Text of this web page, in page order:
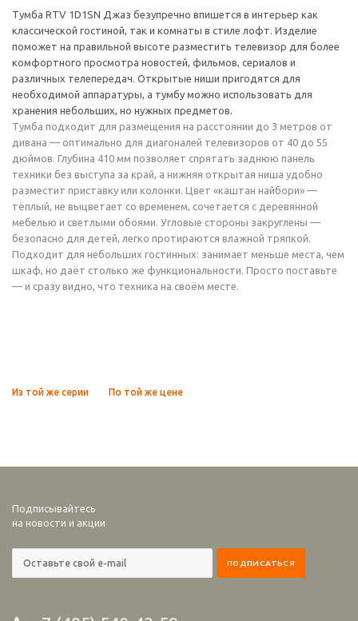
Тумба RTV 1D1SN Джаз безупречно впишется в интерьер как
классической гостиной, так и комнаты в стиле лофт. Изделие
поможет на правильной высоте разместить телевизор для более
комфортного просмотра новостей, фильмов, сериалов и
различных телепередач. Открытые ниши пригодятся для
необходимой аппаратуры, а тумбу можно использовать для
хранения небольших, но нужных предметов.
Тумба подходит для размещения на расстоянии до 3 метров от
дивана — оптимально для диагоналей телевизоров от 40 до 55
дюймов. Глубина 410 мм позволяет спрятать заднюю панель
техники без выступа за край, а нижняя открытая ниша удобно
разместит приставку или колонки. Цвет «каштан найбори» —
тёплый, не выцветает со временем, сочетается с деревянной
мебелью и светлыми обоями. Угловые стороны закруглены —
безопасно для детей, легко протираются влажной тряпкой.
Подходит для небольших гостинных: занимает меньше места, чем
шкаф, но даёт столько же функциональности. Просто поставьте
— и сразу видно, что техника на своём месте.
Из той же серии По той же цене
Подписывайтесь
на новости и акции